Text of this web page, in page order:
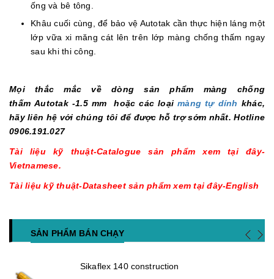
ống và bê tông.
Khâu cuối cùng, để bảo vệ Autotak cần thực hiện láng một
lớp vữa xi măng cát lên trên lớp màng chống thấm ngay
sau khi thi công.
Mọi thắc mắc về dòng sản phẩm màng chống
thấm Autotak -1.5 mm hoặc các loạimàng tự dính khác,
hãy liên hệ với chúng tôi để được hỗ trợ sớm nhất. Hotline
0906.191.027
Tài liệu kỹ thuật-Catalogue sản phẩm xem tại đây-
Vietnamese.
Tài liệu kỹ thuật-Datasheet sản phẩm xem tại đây-English
SẢN PHẨM BÁN CHẠY
Sikaflex 140 construction